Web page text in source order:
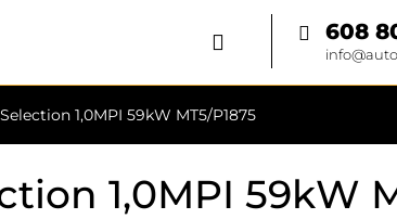
608
1,0MPI 59kW MT5/P1875
1,0MPI 59kW